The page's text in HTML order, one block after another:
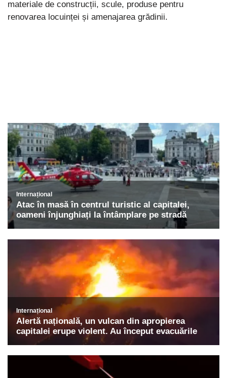
materiale de construcții, scule, produse pentru
renovarea locuinței și amenajarea grădinii.